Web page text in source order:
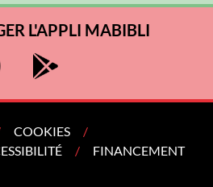
L'APPLI MABIBLI
COOKIES
FINANCEMENT